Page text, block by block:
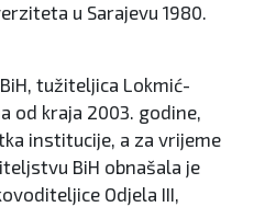
u Sarajevu 1980.
tužiteljica Lokmić-
od kraja 2003. godine,
institucije, a za vrijeme
BiH obnašala je
Odjela III,